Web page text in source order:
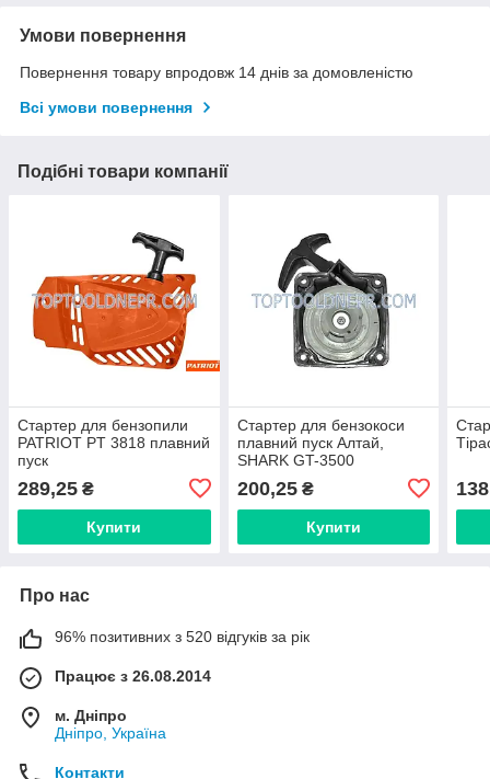
Умови повернення
Повернення товару впродовж 14 днів за домовленістю
Всі умови повернення
Подібні товари компанії
Стартер для бензопили
PATRIOT PT 3818 плавний
пуск
289,25 ₴
Купити
Стартер для бензокоси
плавний пуск Алтай,
SHARK GT-3500
200,25₴
Купити
138
Про нас
96% позитивних з 520 відгуків за рік
Працює з 26.08.2014
м. Дніпро
Дніпро, Україна
Контакти